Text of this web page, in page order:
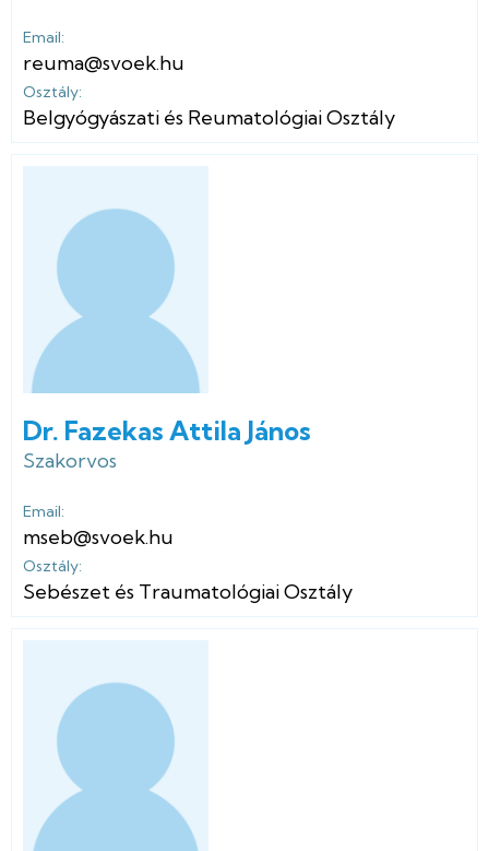
Email:
reuma@svoek.hu
Osztály:
Belgyógyászati és Reumatológiai Osztály
Dr. Fazekas Attila János
Szakorvos
Email:
mseb@svoek.hu
Osztály:
Sebészet és Traumatológiai Osztály